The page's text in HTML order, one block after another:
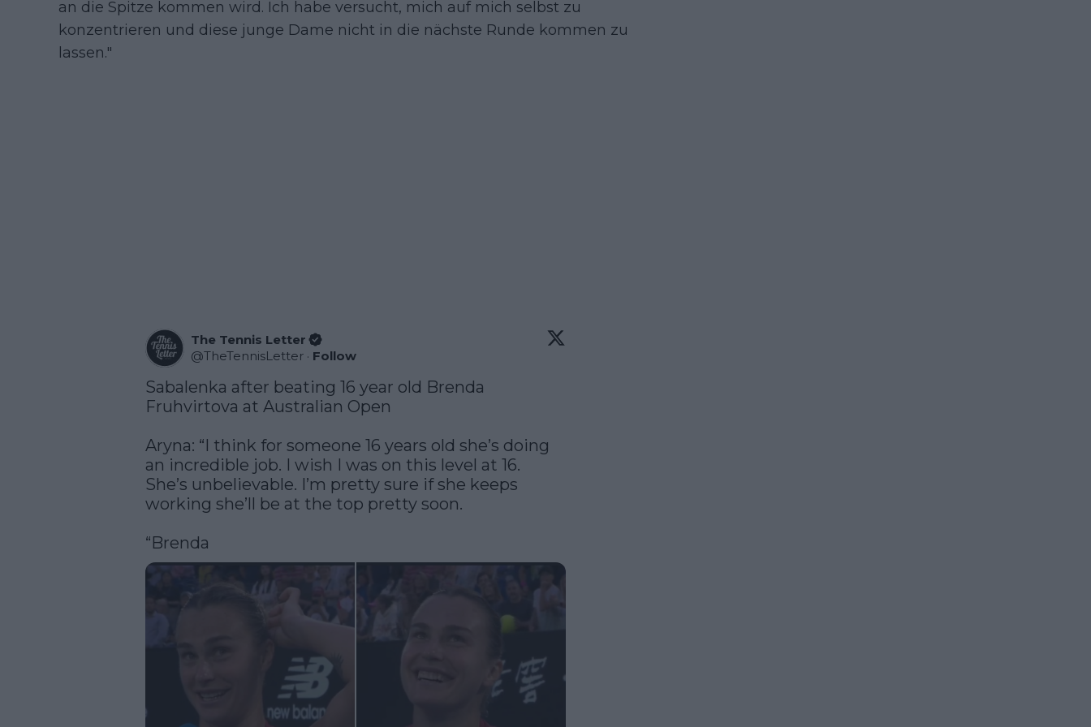
an die Spitze kommen wird. Ich habe versucht, mich auf mich selbst zu
konzentrieren und diese junge Dame nicht in die nächste Runde kommen zu
lassen."
The Tennis Letter
@TheTennisLetter · Follow
Sabalenka after beating 16 year old Brenda
Fruhvirtova at Australian Open
Aryna: “I think for someone 16 years old she’s doing
an incredible job. I wish I was on this level at 16.
She’s unbelievable. I’m pretty sure if she keeps
working she’ll be at the top pretty soon.
“Brenda